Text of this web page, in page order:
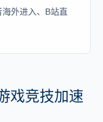
外进入、B站直
戏竞技加速